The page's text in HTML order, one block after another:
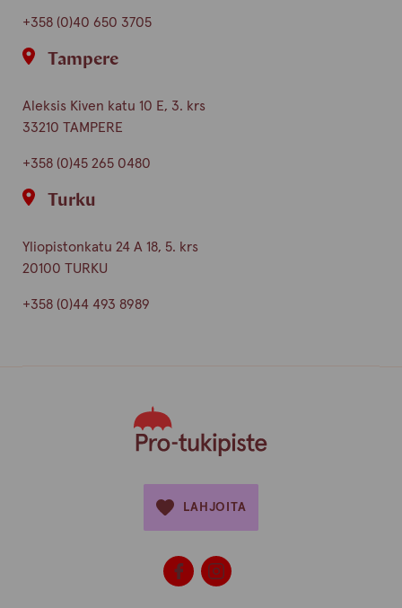
+358 (0)40 650 3705
Tampere
Aleksis Kiven katu 10 E, 3. krs
33210 TAMPERE
+358 (0)45 265 0480
Turku
Yliopistonkatu 24 A 18, 5. krs
20100 TURKU
+358 (0)44 493 8989
LAHJOITA